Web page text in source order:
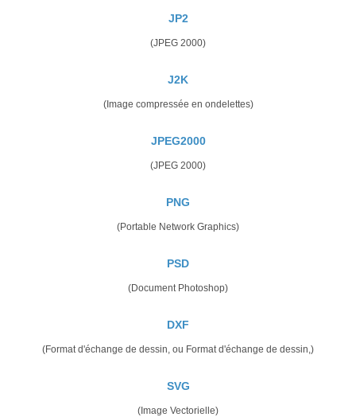
JP2
(JPEG 2000)
J2K
(Image compressée en ondelettes)
JPEG2000
(JPEG 2000)
PNG
(Portable Network Graphics)
PSD
(Document Photoshop)
DXF
(Format d'échange de dessin, ou Format d'échange de dessin,)
SVG
(Image Vectorielle)